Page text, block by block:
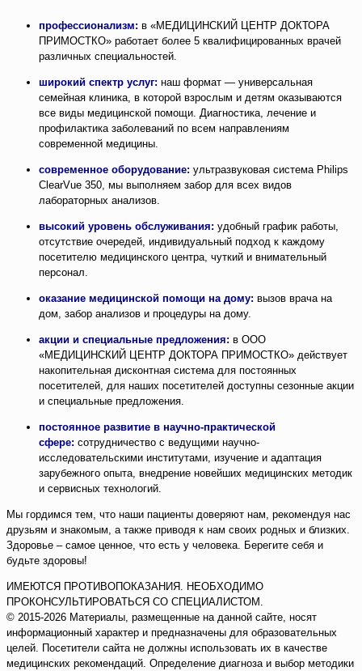
профессионализм: в «МЕДИЦИНСКИЙ ЦЕНТР ДОКТОРА
ПРИМОСТКО» работает более 5 квалифицированных врачей
различных специальностей.
широкий спектр услуг: наш формат — универсальная
семейная клиника, в которой взрослым и детям оказываются
все виды медицинской помощи. Диагностика, лечение и
профилактика заболеваний по всем направлениям
современной медицины.
современное оборудование: ультразвуковая система Philips
ClearVue 350, мы выполняем забор для всех видов
лабораторных анализов.
высокий уровень обслуживания: удобный график работы,
отсутствие очередей, индивидуальный подход к каждому
посетителю медицинского центра, чуткий и внимательный
персонал.
оказание медицинской помощи на дому: вызов врача на
дом, забор анализов и процедуры на дому.
акции и специальные предложения: в ООО
«МЕДИЦИНСКИЙ ЦЕНТР ДОКТОРА ПРИМОСТКО» действует
накопительная дисконтная система для постоянных
посетителей, для наших посетителей доступны сезонные акции
и специальные предложения.
постоянное развитие в научно-практической
сфере: сотрудничество с ведущими научно-
исследовательскими институтами, изучение и адаптация
зарубежного опыта, внедрение новейших медицинских методик
и сервисных технологий.
Мы гордимся тем, что наши пациенты доверяют нам, рекомендуя нас
друзьям и знакомым, а также приводя к нам своих родных и близких.
Здоровье – самое ценное, что есть у человека. Берегите себя и
будьте здоровы!
ИМЕЮТСЯ ПРОТИВОПОКАЗАНИЯ. НЕОБХОДИМО
ПРОКОНСУЛЬТИРОВАТЬСЯ СО СПЕЦИАЛИСТОМ.
© 2015-2026 Материалы, размещенные на данной сайте, носят
информационный характер и предназначены для образовательных
целей. Посетители сайта не должны использовать их в качестве
медицинских рекомендаций. Определение диагноза и выбор методики